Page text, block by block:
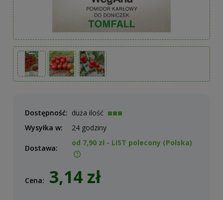
Dostępność: duża ilość
Wysyłka w:
24 godziny
Dostawa:
od 7,90 zł - LIST polecony (Polska)
Cena: 3,14 zł